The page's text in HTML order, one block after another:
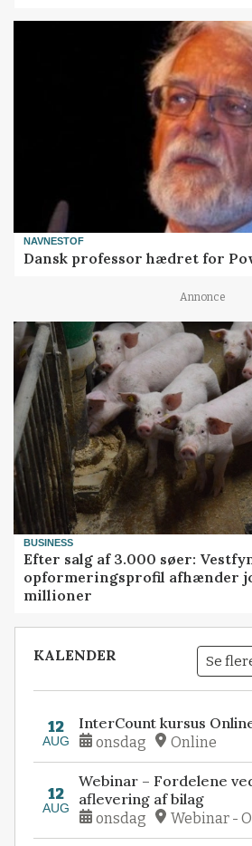
NAVNESTOF
Dansk professor hædret for
Annonce
BUSINESS
Efter salg af 3.000 søer:
opformeringsprofil afhænder
millioner
KALENDER Se
12
AUG
InterCount kursus
onsdag Online
12
AUG
Webinar – Fordelene
aflevering af bilag
onsdag Webinar -